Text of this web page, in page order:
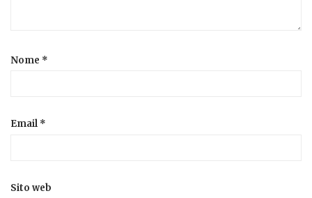
Nome *
Email *
Sito web